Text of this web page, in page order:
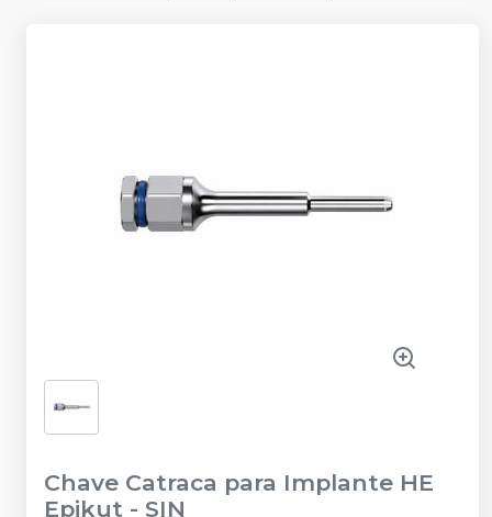
Chave Catraca para Implante HE
Epikut - SIN